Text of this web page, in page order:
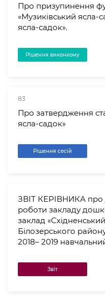
Про призупинення
«Музиківський ясла-
ясла-садок».
Рішення виконкому
83
Про затвердження
ясла-садок»
Рішення сесій
ЗВІТ КЕРІВНИКА про
роботи закладу
заклад
Білозерського
2018– 2019
Звіт